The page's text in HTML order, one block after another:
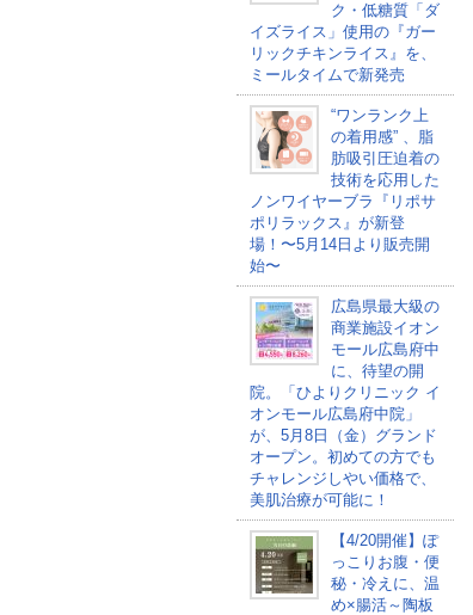
ク・低糖質「ダ
イズライス」使用の『ガー
リックチキンライス』を、
ミールタイムで新発売
“ワンランク上
の着用感” 、脂
肪吸引圧迫着の
技術を応用した
ノンワイヤーブラ『リポサ
ポリラックス』が新登
場！〜5月14日より販売開
始〜
広島県最大級の
商業施設イオン
モール広島府中
に、待望の開
院。「ひよりクリニック イ
オンモール広島府中院」
が、5月8日（金）グランド
オープン。初めての方でも
チャレンジしやい価格で、
美肌治療が可能に！
【4/20開催】ぽ
っこりお腹・便
秘・冷えに、温
め×腸活～陶板